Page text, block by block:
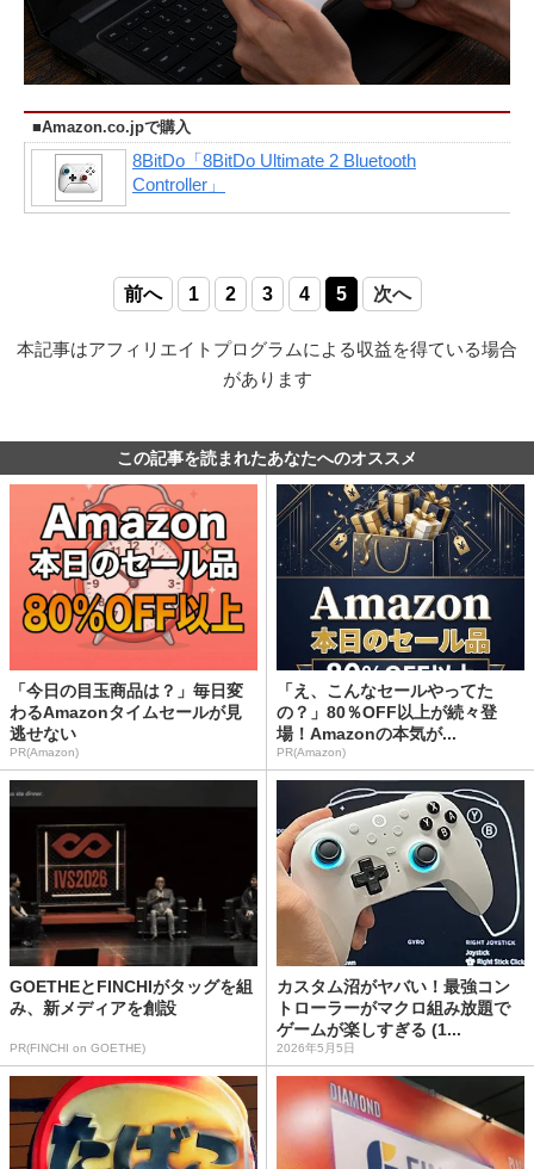
■Amazon.co.jpで購入
8BitDo「8BitDo Ultimate 2 Bluetooth
Controller」
前へ 1 2 3 4 5 次へ
本記事はアフィリエイトプログラムによる収益を得ている場合
があります
この記事を読まれたあなたへのオススメ
「今日の目玉商品は？」毎日変
わるAmazonタイムセールが見
逃せない
PR(Amazon)
「え、こんなセールやってた
の？」80％OFF以上が続々登
場！Amazonの本気が...
PR(Amazon)
GOETHEとFINCHIがタッグを組
み、新メディアを創設
PR(FINCHI on GOETHE)
カスタム沼がヤバい！最強コン
トローラーがマクロ組み放題で
ゲームが楽しすぎる (1...
2026年5月5日